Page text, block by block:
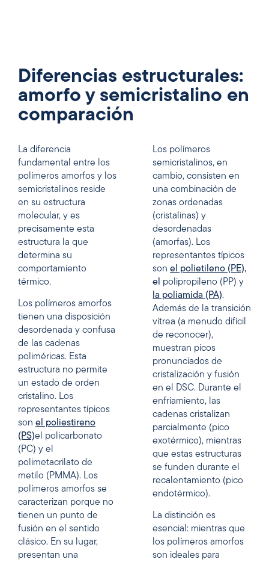
Diferencias estructurales:
amorfo y semicristalino en
comparación
La diferencia
fundamental entre los
polímeros amorfos y los
semicristalinos reside
en su estructura
molecular, y es
precisamente esta
estructura la que
determina su
comportamiento
térmico.
Los polímeros amorfos
tienen una disposición
desordenada y confusa
de las cadenas
poliméricas. Esta
estructura no permite
un estado de orden
cristalino. Los
representantes típicos
son el poliestireno
(PS)el policarbonato
(PC) y el
polimetacrilato de
metilo (PMMA). Los
polímeros amorfos se
caracterizan porque no
tienen un punto de
fusión en el sentido
clásico. En su lugar,
presentan una
Los polímeros
semicristalinos, en
cambio, consisten en
una combinación de
zonas ordenadas
(cristalinas) y
desordenadas
(amorfas). Los
representantes típicos
son el polietileno (PE),
el polipropileno (PP) y
la poliamida (PA).
Además de la transición
vítrea (a menudo difícil
de reconocer),
muestran picos
pronunciados de
cristalización y fusión
en el DSC. Durante el
enfriamiento, las
cadenas cristalizan
parcialmente (pico
exotérmico), mientras
que estas estructuras
se funden durante el
recalentamiento (pico
endotérmico).
La distinción es
esencial: mientras que
los polímeros amorfos
son ideales para